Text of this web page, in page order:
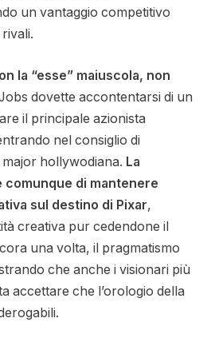
un vantaggio competitivo
la “esse” maiuscola, non
dovette accontentarsi di un
il principale azionista
nel consiglio di
hollywodiana. La
comunque di mantenere
sul destino di Pixar,
creativa pur cedendone il
una volta, il pragmatismo
che anche i visionari più
accettare che l’orologio della